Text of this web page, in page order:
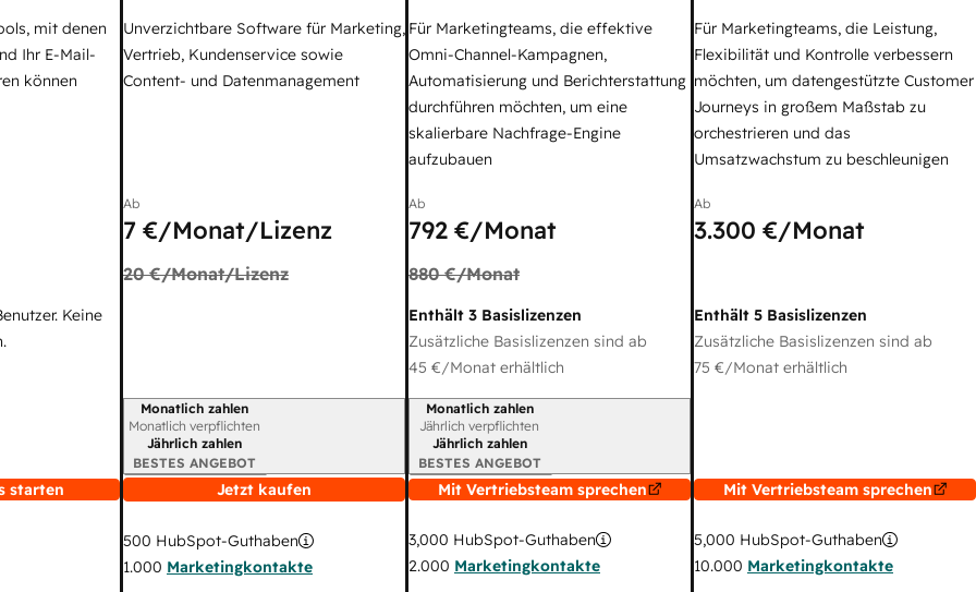
mit denen
Ihr E-Mail-
können
Keine
starten
Unverzichtbare Software für Marketing,
Vertrieb, Kundenservice sowie
Content- und Datenmanagement
Ab
7 €/Monat/Lizenz
20 €/Monat/Lizenz
Abrechnungszeitraum
Monatlich zahlen
Monatlich verpflichten
Jährlich zahlen
BESTES ANGEBOT
Jetzt kaufen
500 HubSpot-Guthaben
1.000 Marketingkontakte
Für Marketingteams, die effektive
Omni-Channel-Kampagnen,
Automatisierung und Berichterstattung
durchführen möchten, um eine
skalierbare Nachfrage-Engine
aufzubauen
Ab
792 €/Monat
880 €/Monat
Enthält 3 Basislizenzen
Zusätzliche Basislizenzen sind ab
45 €/Monat erhältlich
Abrechnungszeitraum
Monatlich zahlen
Jährlich verpflichten
Jährlich zahlen
BESTES ANGEBOT
Mit Vertriebsteam sprechen
3,000 HubSpot-Guthaben
2.000 Marketingkontakte
Für Marketingteams, die Leistung,
Flexibilität und Kontrolle verbessern
möchten, um datengestützte Customer
Journeys in großem Maßstab zu
orchestrieren und das
Umsatzwachstum zu beschleunigen
Ab
3.300 €/Monat
Enthält 5 Basislizenzen
Zusätzliche Basislizenzen sind ab
75 €/Monat erhältlich
Mit Vertriebsteam sprechen
5,000 HubSpot-Guthaben
10.000 Marketingkontakte